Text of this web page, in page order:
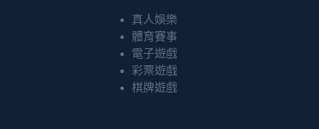
真人娛樂
體育賽事
電子遊戲
彩票遊戲
棋牌遊戲